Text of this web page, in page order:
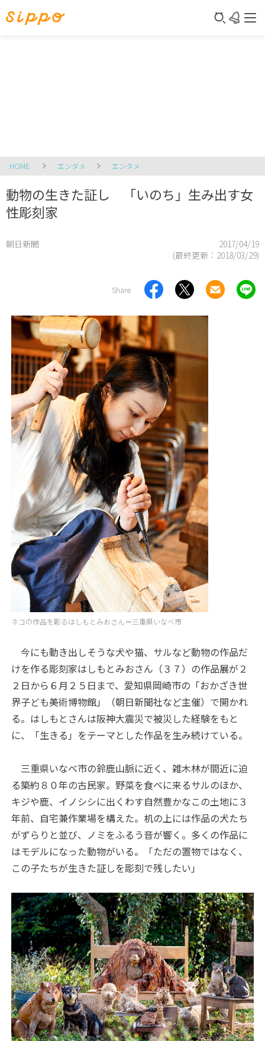
HOME エンタメ エンタメ
動物の生きた証し 「いのち」生み出す女
性彫刻家
朝日新聞
2017/04/19
(最終更新： 2018/03/29)
Share
ネコの作品を彫るはしもとみおさん＝三重県いなべ市
今にも動き出しそうな犬や猫、サルなど動物の作品だ
けを作る彫刻家はしもとみおさん（３７）の作品展が２
２日から６月２５日まで、愛知県岡崎市の「おかざき世
界子ども美術博物館」（朝日新聞社など主催）で開かれ
る。はしもとさんは阪神大震災で被災した経験をもと
に、「生きる」をテーマとした作品を生み続けている。
三重県いなべ市の鈴鹿山脈に近く、雑木林が間近に迫
る築約８０年の古民家。野菜を食べに来るサルのほか、
キジや鹿、イノシシに出くわす自然豊かなこの土地に３
年前、自宅兼作業場を構えた。机の上には作品の犬たち
がずらりと並び、ノミをふるう音が響く。多くの作品に
はモデルになった動物がいる。「ただの置物ではなく、
この子たちが生きた証しを彫刻で残したい」